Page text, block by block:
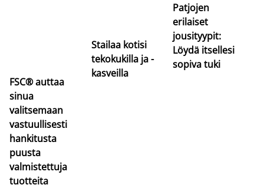
FSC® auttaa
sinua
valitsemaan
vastuullisesti
hankitusta
puusta
valmistettuja
tuotteita
Stailaa kotisi
tekokukilla ja -
kasveilla
Patjojen
erilaiset
jousityypit:
Löydä itsellesi
sopiva tuki